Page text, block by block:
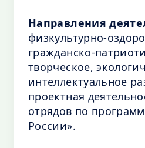
Направления
физкультурно-
гражданско-
творческое,
интеллектуальное
проектная
отрядов по
России».